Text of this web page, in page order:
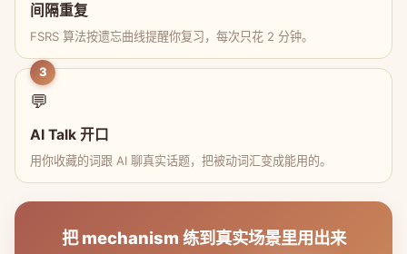
间隔重复
FSRS 算法按遗忘曲线提醒你复习，每次只花 2 分钟。
3
💬
AI Talk 开口
用你收藏的词跟 AI 聊真实话题，把被动词汇变成能用的。
把 mechanism 练到真实场景里用出来